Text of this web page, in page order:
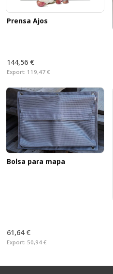
Prensa Ajos
144,56 €
Export: 119,47 €
Bolsa para mapa
61,64 €
Export: 50,94 €